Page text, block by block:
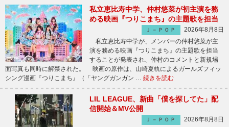
私立恵比寿中学、仲村悠菜が初主演を務
める映画『つりこまち』の主題歌を担当
Ｊ－ＰＯＰ
2026年8月8日
私立恵比寿中学が、メンバーの仲村悠菜が主
演を務める映画『つりこまち』の主題歌を担当
することが発表され、仲村のコメントと新規場
面写真も同時に解禁された。 映画の原作は、山崎夏軌によるガールズフィッ
シング漫画『つりこまち』（「ヤングガンガン … 続きを読む
LIL LEAGUE、新曲「僕を探してた」配
信開始＆MV公開
Ｊ－ＰＯＰ
2026年8月8日